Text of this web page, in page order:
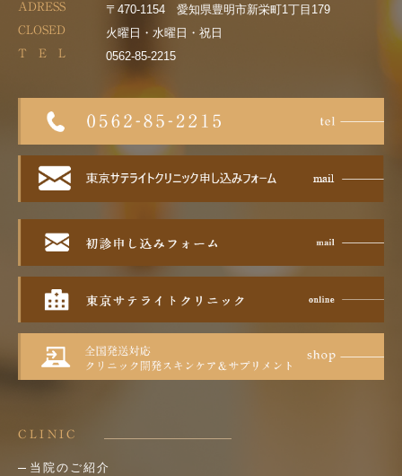
ADRESS 〒470-1154 愛知県豊明市新栄町1丁目179
CLOSED 火曜日・水曜日・祝日
T E L 0562-85-2215
CLINIC
当院のご紹介